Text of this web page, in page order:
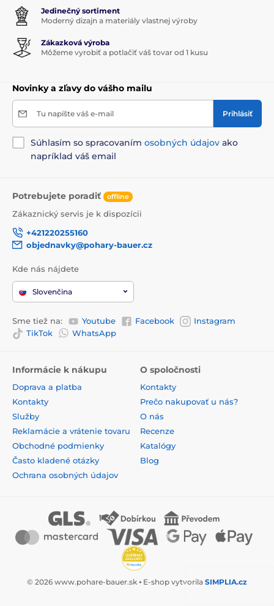
Jedinečný sortiment
Moderný dizajn a materiály vlastnej výroby
Zákazková výroba
Môžeme vyrobiť a potlačiť váš tovar od 1 kusu
Novinky a zľavy do vášho mailu
Tu napíšte váš e-mail Prihlásiť
Súhlasím so spracovaním osobných údajov ako
napríklad váš email
Potrebujete poradiť offline
Zákaznický servis je k dispozícii
+421220255160
objednavky@pohary-bauer.cz
Kde nás nájdete
Slovenčina
Sme tiež na: Youtube Facebook
Instagram
TikTok
WhatsApp
Informácie k nákupu
Doprava a platba
Kontakty
Služby
Reklamácie a vrátenie tovaru
Obchodné podmienky
Často kladené otázky
Ochrana osobných údajov
O spoločnosti
Kontakty
Prečo nakupovať u nás?
O nás
Recenze
Katalógy
Blog
© 2026 www.pohare-bauer.sk ⦁ E-shop vytvorila SIMPLIA.cz